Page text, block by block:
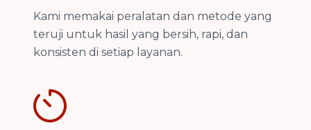
Kami memakai peralatan dan metode yang
teruji untuk hasil yang bersih, rapi, dan
konsisten di setiap layanan.